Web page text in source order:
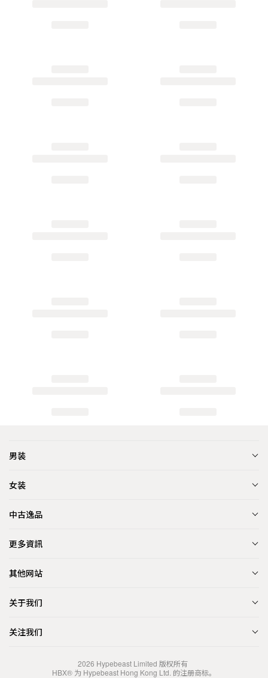
男装
女装
中古逸品
更多資訊
其他网站
关于我们
关注我们
2026 Hypebeast Limited 版权所有
HBX® 为 Hypebeast Hong Kong Ltd. 的注册商标。